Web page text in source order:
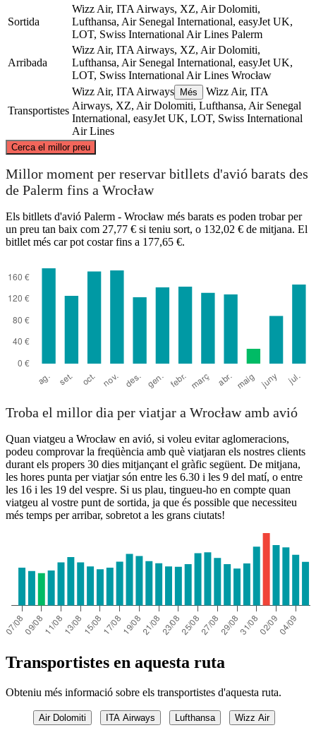
Sortida
Wizz Air, ITA Airways, XZ, Air Dolomiti,
Lufthansa, Air Senegal International, easyJet UK,
LOT, Swiss International Air Lines Palerm
Arribada
Wizz Air, ITA Airways, XZ, Air Dolomiti,
Lufthansa, Air Senegal International, easyJet UK,
LOT, Swiss International Air Lines Wrocław
Transportistes
Wizz Air, ITA Airways Més
Wizz Air, ITA
Airways, XZ, Air Dolomiti, Lufthansa, Air Senegal
International, easyJet UK, LOT, Swiss International
Air Lines
Cerca el millor preu
Millor moment per reservar bitllets d'avió barats des
de Palerm fins a Wrocław
Els bitllets d'avió Palerm - Wrocław més barats es poden trobar per
un preu tan baix com 27,77 € si teniu sort, o 132,02 € de mitjana. El
bitllet més car pot costar fins a 177,65 €.
Troba el millor dia per viatjar a Wrocław amb avió
Quan viatgeu a Wrocław en avió, si voleu evitar aglomeracions,
podeu comprovar la freqüència amb què viatjaran els nostres clients
durant els propers 30 dies mitjançant el gràfic següent. De mitjana,
les hores punta per viatjar són entre les 6.30 i les 9 del matí, o entre
les 16 i les 19 del vespre. Si us plau, tingueu-ho en compte quan
viatgeu al vostre punt de sortida, ja que és possible que necessiteu
més temps per arribar, sobretot a les grans ciutats!
Transportistes en aquesta ruta
Obteniu més informació sobre els transportistes d'aquesta ruta.
Air Dolomiti ITA Airways Lufthansa Wizz Air